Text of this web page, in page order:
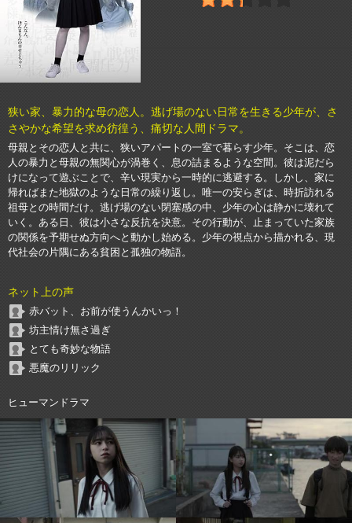
狭い家、暴力的な母の恋人。逃げ場のない日常を生きる少年が、さ
さやかな希望を求め彷徨う、痛切な人間ドラマ。
母親とその恋人と共に、狭いアパートの一室で暮らす少年。そこは、恋
人の暴力と母親の無関心が渦巻く、息の詰まるような空間。彼は泥だら
けになって遊ぶことで、辛い現実から一時的に逃避する。しかし、家に
帰ればまた地獄のような日常の繰り返し。唯一の安らぎは、時折訪れる
祖母との時間だけ。逃げ場のない閉塞感の中、少年の心は静かに壊れて
いく。ある日、彼は小さな反抗を決意。その行動が、止まっていた家族
の関係を予期せぬ方向へと動かし始める。少年の視点から描かれる、現
代社会の片隅にある貧困と孤独の物語。
ネット上の声
赤バット、お前が使うんかいっ！
坊主情け無さ過ぎ
とても奇妙な物語
悪魔のリリック
ヒューマンドラマ